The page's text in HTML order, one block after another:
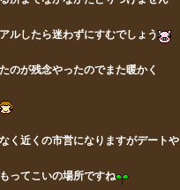
ルしたら迷わずにすむでしょう
のが残念やったのでまた暖かく
く近くの市営になりますがデートや
ってこいの場所ですね